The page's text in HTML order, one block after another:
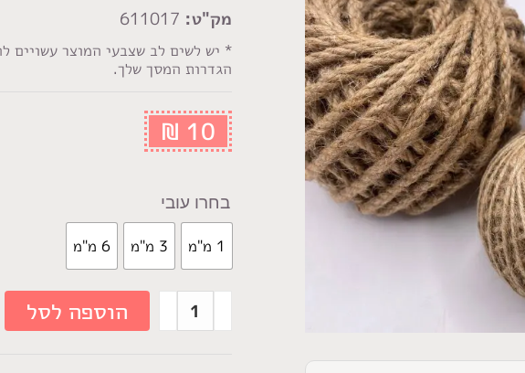
מק"ט:
* יש לשים לב שצבעי המוצר עשויים
הגדרות המסך שלך.
₪ 10
עובי
1 מ"מ 3 מ"מ 6 מ"מ
הוספה לסל